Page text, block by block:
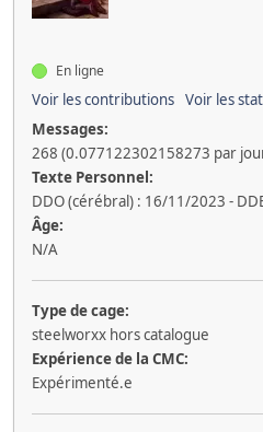
En ligne
Voir les contributions Voir les
Messages:
268 (0.077122302158273 par
Texte Personnel:
DDO (cérébral) : 16/11/2023 -
Âge:
N/A
Type de cage:
steelworxx hors catalogue
Expérience de la CMC:
Expérimenté.e